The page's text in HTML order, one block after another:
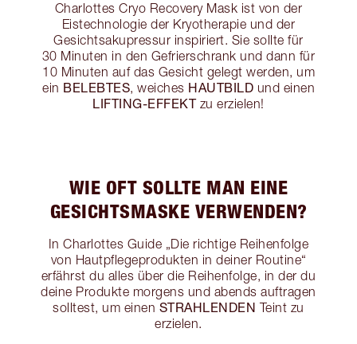
Charlottes Cryo Recovery Mask ist von der
Eistechnologie der Kryotherapie und der
Gesichtsakupressur inspiriert. Sie sollte für
30 Minuten in den Gefrierschrank und dann für
10 Minuten auf das Gesicht gelegt werden, um
ein BELEBTES, weiches HAUTBILD und einen
LIFTING-EFFEKTzu erzielen!
WIE OFT SOLLTE MAN EINE
GESICHTSMASKE VERWENDEN?
In Charlottes Guide „Die richtige Reihenfolge
von Hautpflegeprodukten in deiner Routine“
erfährst du alles über die Reihenfolge, in der du
deine Produkte morgens und abends auftragen
solltest, um einen STRAHLENDEN Teint zu
erzielen.